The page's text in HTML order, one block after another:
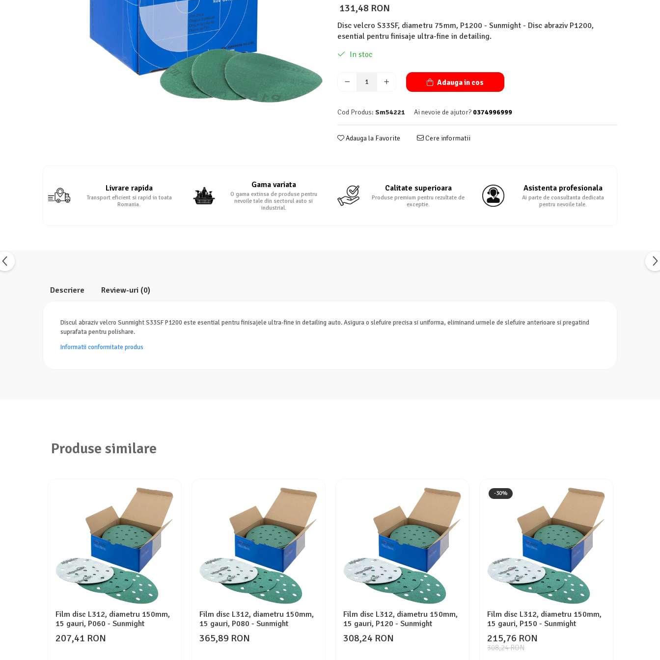
131,48 RON
Disc velcro S33SF, diametru 75mm, P1200 - Sunmight - Disc abraziv P1200,
esential pentru finisaje ultra-fine in detailing.
In stoc
Adauga in cos
Cod Produs: Sm54221 Ai nevoie de ajutor? 0374996999
Adauga la Favorite Cere informatii
Livrare rapida
Transport eficient si rapid in toata
Romania.
Gama variata
O gama extinsa de produse pentru
nevoile tale din sectorul auto si
industrial.
Calitate superioara
Produse premium pentru rezultate de
exceptie.
Asistenta profesionala
Ai parte de consultanta dedicata
pentru nevoile tale.
Descriere Review-uri (0)
Discul abraziv velcro Sunmight S33SF P1200 este esential pentru finisajele ultra-fine in detailing auto. Asigura o slefuire precisa si uniforma, eliminand urmele de slefuire anterioare si pregatind
suprafata pentru polishare.
Informatii conformitate produs
Produse similare
Film disc L312, diametru 150mm,
15 gauri, P060 - Sunmight
207,41 RON
Film disc L312, diametru 150mm,
15 gauri, P080 - Sunmight
365,89 RON
Film disc L312, diametru 150mm,
15 gauri, P120 - Sunmight
308,24 RON
-30%
Film disc L312, diametru 150mm,
15 gauri, P150 - Sunmight
308,24 RON
215,76 RON